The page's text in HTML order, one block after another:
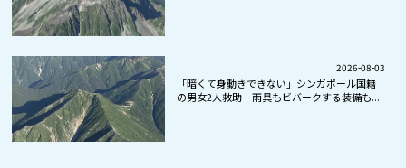
2026-08-03
「暗くて身動きできない」シンガポール国籍
の男女2人救助 雨具もビバークする装備も...